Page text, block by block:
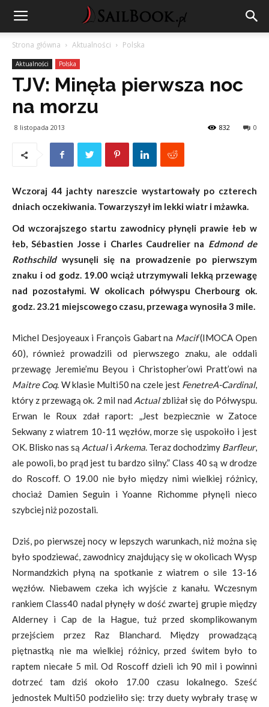
Strona główna Aktualności Polska
Aktualności Polska
TJV: Minęła pierwsza noc
na morzu
8 listopada 2013 0
832
Wczoraj 44 jachty nareszcie wystartowały po czterech
dniach oczekiwania. Towarzyszył im lekki wiatr i mżawka.
Od wczorajszego startu zawodnicy płynęli prawie łeb w
łeb, Sébastien Josse i Charles Caudrelier na Edmond de
Rothschildwysunęli się na prowadzenie po pierwszym
znaku i od godz. 19.00 wciąż utrzymywali lekką przewagę
nad pozostałymi. W okolicach półwyspu Cherbourg ok.
godz. 23.21 miejscowego czasu, przewaga wynosiła 3 mile.
Michel Desjoyeaux i François Gabart na Macif(IMOCA Open
60), również prowadzili od pierwszego znaku, ale oddali
przewagę Jeremie’mu Beyou i Christopher’owi Pratt’owi na
Maitre Coq. W klasie Multi50 na czele jestFenetreA-Cardinal,
który z przewagą ok. 2 mil nad Actualzbliżał się do Półwyspu.
Erwan le Roux zdał raport: „Jest bezpiecznie w Zatoce
Sekwany z wiatrem 10-11 węzłów, morze się uspokoiło i jest
OK. Blisko nas są Actuali Arkema. Teraz dochodzimy Barfleur,
ale powoli, bo prąd jest tu bardzo silny.” Class 40 są w drodze
do Roscoff. O 19.00 nie było między nimi wielkiej różnicy,
chociaż Damien Seguin i Yoanne Richomme płynęli nieco
szybciej niż pozostali.
Dziś, po pierwszej nocy w lepszych warunkach, niż można się
było spodziewać, zawodnicy znajdujący się w okolicach Wysp
Normandzkich płyną na spotkanie z wiatrem o sile 13-16
węzłów. Niebawem czeka ich wyjście z kanału. Wczesnym
rankiem Class40 nadal płynęły w dość zwartej grupie między
Alderney i Cap de la Hague, tuż przed skomplikowanym
przejściem przez Raz Blanchard. Między prowadzącą
piętnastką nie ma wielkiej różnicy, przed świtem było to
raptem niecałe 5 mil. Od Roscoff dzieli ich 90 mil i powinni
dotrzeć tam dziś około 17.00 czasu lokalnego. Sześć
jednostek Multi50 podzieliło się: trzy duety wybrały trasę w